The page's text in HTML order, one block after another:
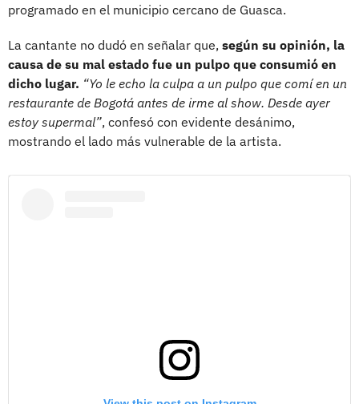
programado en el municipio cercano de Guasca.
La cantante no dudó en señalar que, según su opinión, la
causa de su mal estado fue un pulpo que consumió en
dicho lugar. “Yo le echo la culpa a un pulpo que comí en un
restaurante de Bogotá antes de irme al show. Desde ayer
estoy supermal”, confesó con evidente desánimo,
mostrando el lado más vulnerable de la artista.